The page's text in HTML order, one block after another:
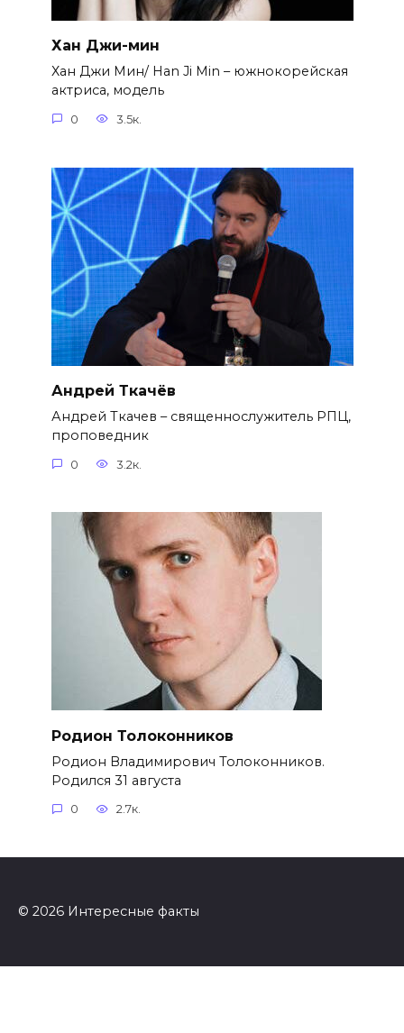
Хан Джи-мин
Хан Джи Мин/ Han Ji Min – южнокорейская
актриса, модель
0 3.5к.
Андрей Ткачёв
Андрей Ткачев – священнослужитель РПЦ,
проповедник
0 3.2к.
Родион Толоконников
Родион Владимирович Толоконников.
Родился 31 августа
0 2.7к.
© 2026 Интересные факты